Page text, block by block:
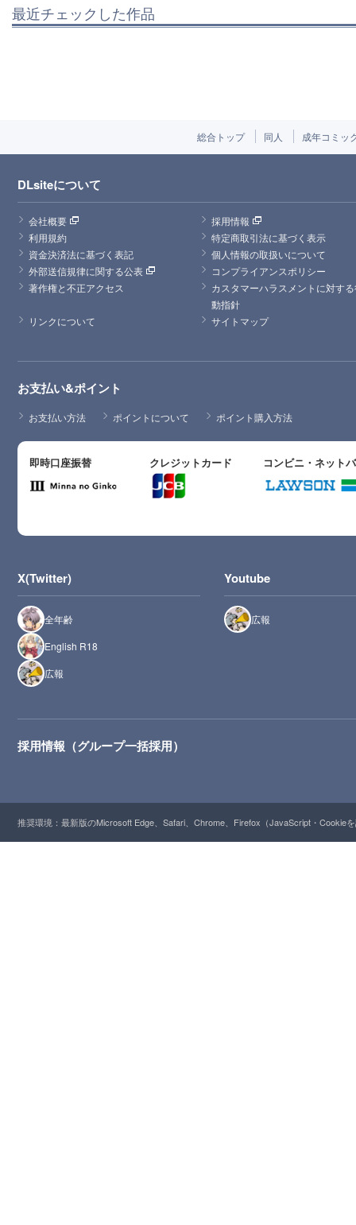
最近チェックした作品
総合トップ 同人 成年コミッ
DLsiteについて
会社概要
採用情報
利用規約
特定商取引法に基づく表示
資金決済法に基づく表記
個人情報の取扱いについて
外部送信規律に関する公表
コンプライアンスポリシー
著作権と不正アクセス
カスタマーハラスメントに対す
動指針
リンクについて
サイトマップ
お支払い&ポイント
お支払い方法 ポイントについて ポイント購入方法
即時口座振替 クレジットカード コンビニ・ネット
X(Twitter)
全年齢
English R18
広報
Youtube
広報
採用情報（グループ一括採用）
推奨環境：最新版のMicrosoft Edge、Safari、Chrome、Firefox（JavaScript・Cookie